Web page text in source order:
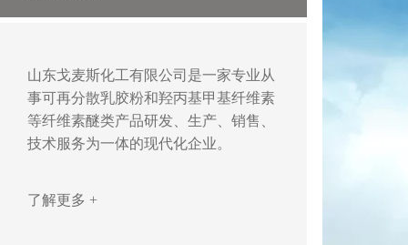
山东戈麦斯化工有限公司是一家专业从
事可再分散乳胶粉和羟丙基甲基纤维素
等纤维素醚类产品研发、生产、销售、
技术服务为一体的现代化企业。
了解更多 +